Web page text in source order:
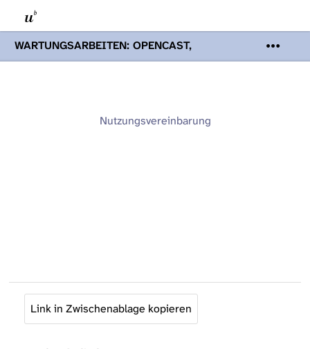
WARTUNGSARBEITEN: OPENCAST,
PODCASTS & TOBIRA
Mi 19. August
Opencast-Videos und Tobira nicht zur
Nutzungsvereinbarung
Link in Zwischenablage kopieren